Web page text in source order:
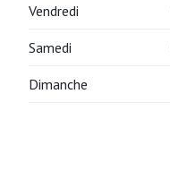
Vendredi
Samedi
Dimanche